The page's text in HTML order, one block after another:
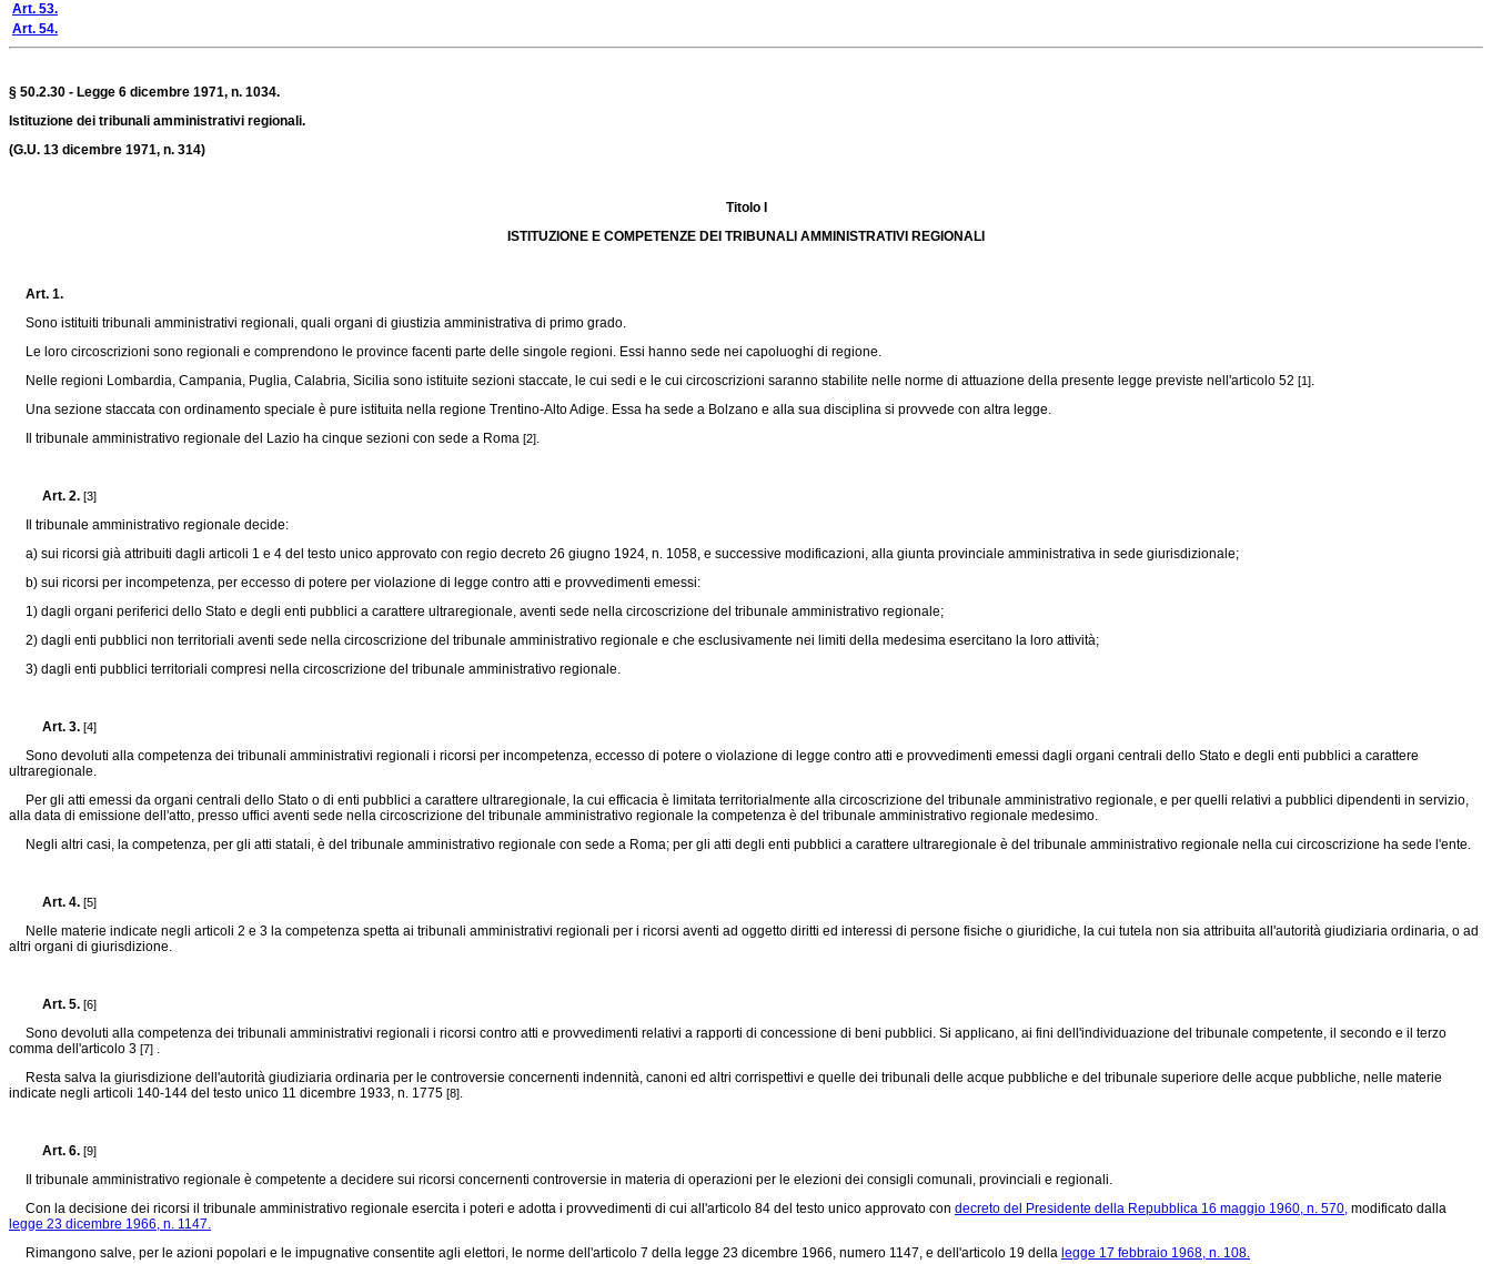
Art. 53.
Art. 54.
§ 50.2.30 - Legge 6 dicembre 1971, n. 1034.
Istituzione dei tribunali amministrativi regionali.
(G.U. 13 dicembre 1971, n. 314)
Titolo I
ISTITUZIONE E COMPETENZE DEI TRIBUNALI AMMINISTRATIVI REGIONALI
Art. 1.
Sono istituiti tribunali amministrativi regionali, quali organi di giustizia amministrativa di primo grado.
Le loro circoscrizioni sono regionali e comprendono le province facenti parte delle singole regioni. Essi hanno sede nei capoluoghi di regione.
Nelle regioni Lombardia, Campania, Puglia, Calabria, Sicilia sono istituite sezioni staccate, le cui sedi e le cui circoscrizioni saranno stabilite nelle norme di attuazione della presente legge previste nell'articolo 52 [1].
Una sezione staccata con ordinamento speciale è pure istituita nella regione Trentino-Alto Adige. Essa ha sede a Bolzano e alla sua disciplina si provvede con altra legge.
Il tribunale amministrativo regionale del Lazio ha cinque sezioni con sede a Roma [2].
Art. 2. [3]
Il tribunale amministrativo regionale decide:
a) sui ricorsi già attribuiti dagli articoli 1 e 4 del testo unico approvato con regio decreto 26 giugno 1924, n. 1058, e successive modificazioni, alla giunta provinciale amministrativa in sede giurisdizionale;
b) sui ricorsi per incompetenza, per eccesso di potere per violazione di legge contro atti e provvedimenti emessi:
1) dagli organi periferici dello Stato e degli enti pubblici a carattere ultraregionale, aventi sede nella circoscrizione del tribunale amministrativo regionale;
2) dagli enti pubblici non territoriali aventi sede nella circoscrizione del tribunale amministrativo regionale e che esclusivamente nei limiti della medesima esercitano la loro attività;
3) dagli enti pubblici territoriali compresi nella circoscrizione del tribunale amministrativo regionale.
Art. 3. [4]
Sono devoluti alla competenza dei tribunali amministrativi regionali i ricorsi per incompetenza, eccesso di potere o violazione di legge contro atti e provvedimenti emessi dagli organi centrali dello Stato e degli enti pubblici a carattere
ultraregionale.
Per gli atti emessi da organi centrali dello Stato o di enti pubblici a carattere ultraregionale, la cui efficacia è limitata territorialmente alla circoscrizione del tribunale amministrativo regionale, e per quelli relativi a pubblici dipendenti in servizio,
alla data di emissione dell'atto, presso uffici aventi sede nella circoscrizione del tribunale amministrativo regionale la competenza è del tribunale amministrativo regionale medesimo.
Negli altri casi, la competenza, per gli atti statali, è del tribunale amministrativo regionale con sede a Roma; per gli atti degli enti pubblici a carattere ultraregionale è del tribunale amministrativo regionale nella cui circoscrizione ha sede l'ente.
Art. 4. [5]
Nelle materie indicate negli articoli 2 e 3 la competenza spetta ai tribunali amministrativi regionali per i ricorsi aventi ad oggetto diritti ed interessi di persone fisiche o giuridiche, la cui tutela non sia attribuita all'autorità giudiziaria ordinaria, o ad
altri organi di giurisdizione.
Art. 5. [6]
Sono devoluti alla competenza dei tribunali amministrativi regionali i ricorsi contro atti e provvedimenti relativi a rapporti di concessione di beni pubblici. Si applicano, ai fini dell'individuazione del tribunale competente, il secondo e il terzo
comma dell'articolo 3 [7] .
Resta salva la giurisdizione dell'autorità giudiziaria ordinaria per le controversie concernenti indennità, canoni ed altri corrispettivi e quelle dei tribunali delle acque pubbliche e del tribunale superiore delle acque pubbliche, nelle materie
indicate negli articoli 140-144 del testo unico 11 dicembre 1933, n. 1775 [8].
Art. 6. [9]
Il tribunale amministrativo regionale è competente a decidere sui ricorsi concernenti controversie in materia di operazioni per le elezioni dei consigli comunali, provinciali e regionali.
Con la decisione dei ricorsi il tribunale amministrativo regionale esercita i poteri e adotta i provvedimenti di cui all'articolo 84 del testo unico approvato con decreto del Presidente della Repubblica 16 maggio 1960, n. 570, modificato dalla
legge 23 dicembre 1966, n. 1147.
Rimangono salve, per le azioni popolari e le impugnative consentite agli elettori, le norme dell'articolo 7 della legge 23 dicembre 1966, numero 1147, e dell'articolo 19 della legge 17 febbraio 1968, n. 108.